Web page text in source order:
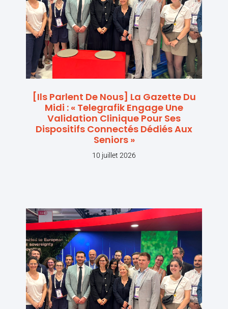
[Ils Parlent De Nous] La Gazette Du
Midi : « Telegrafik Engage Une
Validation Clinique Pour Ses
Dispositifs Connectés Dédiés Aux
Seniors »
10 juillet 2026